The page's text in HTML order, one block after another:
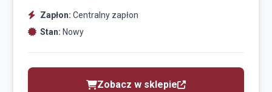
Zapłon: Centralny zapłon
Stan: Nowy
Zobacz w sklepie